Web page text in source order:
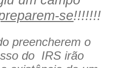
se!!!!!!!
preencherem o
do IRS irão